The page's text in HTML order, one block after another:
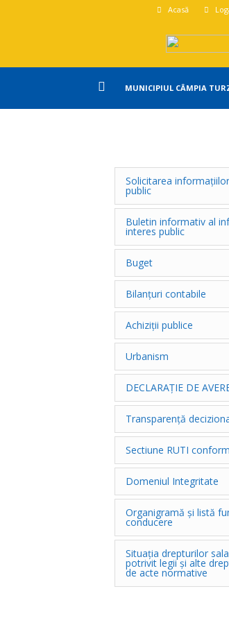
Acasă
Primăria MUNICIPIUL CÂMPIA
Solicitarea
public
Buletin informativ al
interes public
Buget
Bilanțuri contabile
Achiziții publice
Urbanism
DECLARAȚIE DE
Transparență
Sectiune RUTI
Domeniul Integritate
Organigramă și listă
conducere
Situația drepturilor
potrivit legii și alte
de acte normative